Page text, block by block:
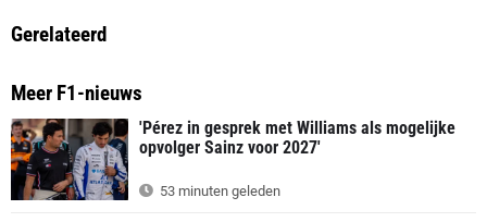
Gerelateerd
Meer F1-nieuws
'Pérez in gesprek met Williams als mogelijke
opvolger Sainz voor 2027'
53 minuten geleden